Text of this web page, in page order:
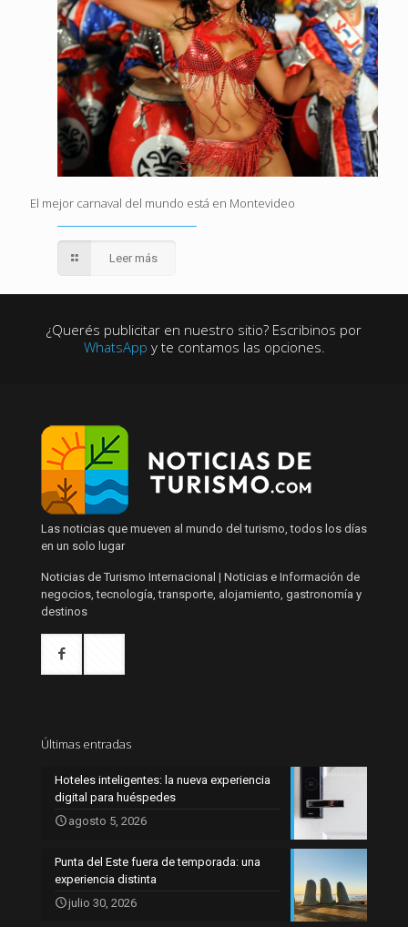
El mejor carnaval del mundo está en Montevideo
Leer más
¿Querés publicitar en nuestro sitio? Escribinos por
WhatsApp y te contamos las opciones.
Las noticias que mueven al mundo del turismo, todos los días
en un solo lugar
Noticias de Turismo Internacional | Noticias e Información de
negocios, tecnología, transporte, alojamiento, gastronomía y
destinos
Últimas entradas
Hoteles inteligentes: la nueva experiencia
digital para huéspedes
agosto 5, 2026
Punta del Este fuera de temporada: una
experiencia distinta
julio 30, 2026